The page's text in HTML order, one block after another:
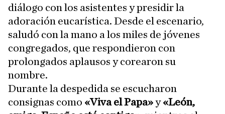
diálogo con los asistentes y presidir la
adoración eucarística. Desde el escenario,
saludó con la mano a los miles de jóvenes
congregados, que respondieron con
prolongados aplausos y corearon su
nombre.
Durante la despedida se escucharon
consignas como «Viva el Papa»y«León,